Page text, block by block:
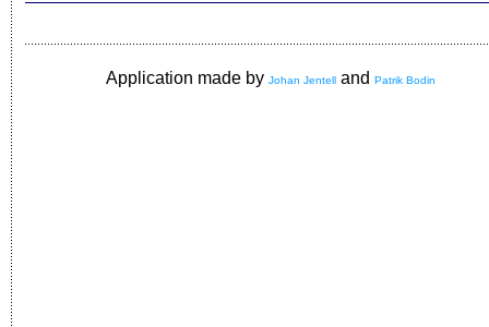
Application made by Johan Jentell and Patrik Bodin